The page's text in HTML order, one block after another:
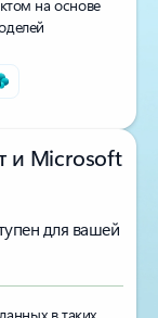
на основе
и Microsoft
для вашей
в таких